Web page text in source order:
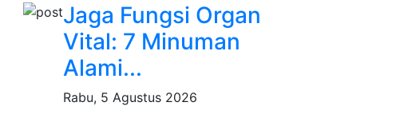
Jaga Fungsi Organ
Vital: 7 Minuman
Alami...
Rabu, 5 Agustus 2026